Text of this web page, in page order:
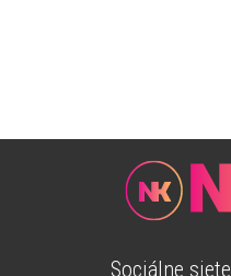
Sociálne siete